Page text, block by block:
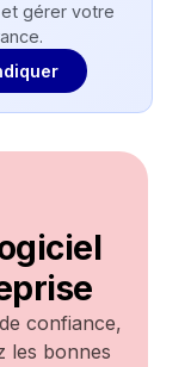
gérer votre
confiance,
les bonnes